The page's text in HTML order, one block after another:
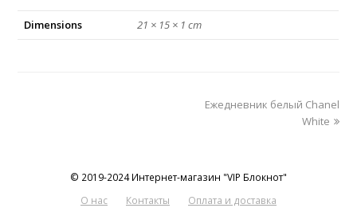
Dimensions 21 × 15 × 1 cm
next
Ежедневник белый Chanel
White
© 2019-2024 Интернет-магазин "VIP Блокнот"
О нас
Контакты Оплата и доставка